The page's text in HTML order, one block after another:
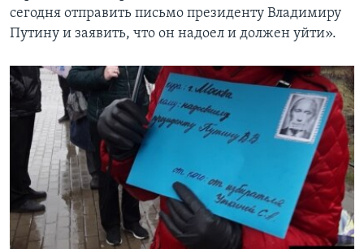
сегодня отправить письмо президенту Владимиру
Путину и заявить, что он надоел и должен уйти».